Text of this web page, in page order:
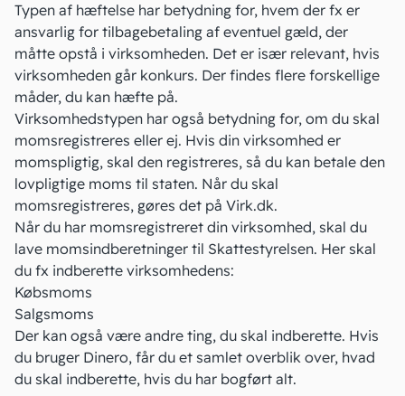
Typen af hæftelse har betydning for, hvem der fx er
ansvarlig for tilbagebetaling af eventuel gæld, der
måtte opstå i virksomheden. Det er især relevant, hvis
virksomheden går konkurs. Der findes flere forskellige
måder, du kan hæfte på.
Virksomhedstypen har også betydning for, om du skal
momsregistreres eller ej. Hvis din virksomhed er
momspligtig, skal den registreres, så du kan betale den
lovpligtige moms til staten. Når du skal
momsregistreres, gøres det på Virk.dk.
Når du har momsregistreret din virksomhed, skal du
lave momsindberetninger til Skattestyrelsen. Her skal
du fx indberette virksomhedens:
Købsmoms
Salgsmoms
Der kan også være andre ting, du skal indberette. Hvis
du bruger Dinero, får du et samlet overblik over, hvad
du skal indberette, hvis du har bogført alt.